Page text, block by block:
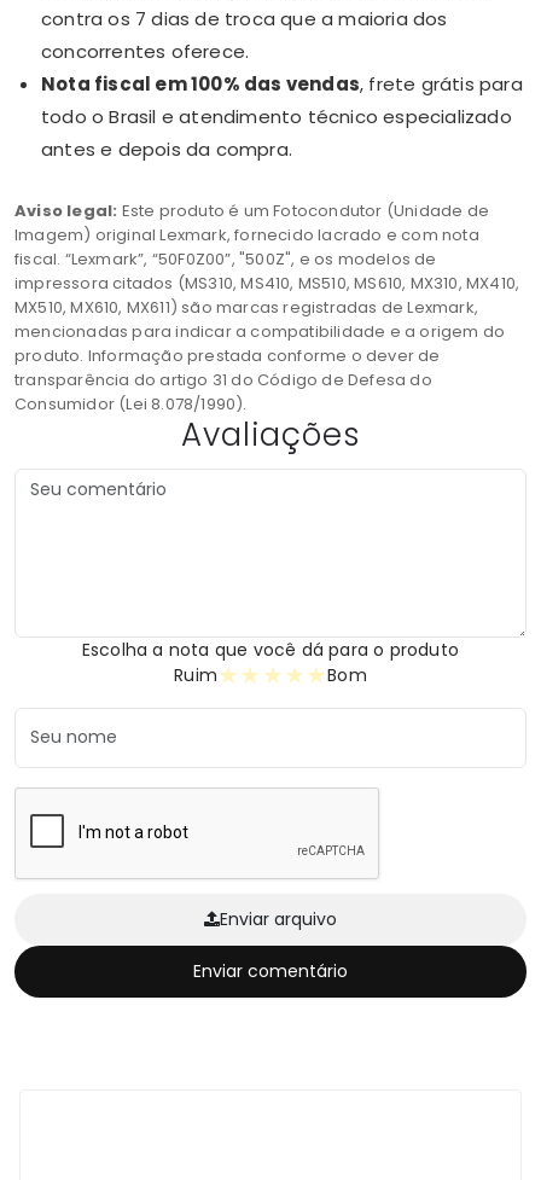
contra os 7 dias de troca que a maioria dos
concorrentes oferece.
Nota fiscal em 100% das vendas, frete grátis para
todo o Brasil e atendimento técnico especializado
antes e depois da compra.
Aviso legal: Este produto é um Fotocondutor (Unidade de
Imagem) original Lexmark, fornecido lacrado e com nota
fiscal. “Lexmark”, “50F0Z00”, "500Z", e os modelos de
impressora citados (MS310, MS410, MS510, MS610, MX310, MX410,
MX510, MX610, MX611) são marcas registradas de Lexmark,
mencionadas para indicar a compatibilidade e a origem do
produto. Informação prestada conforme o dever de
transparência do artigo 31 do Código de Defesa do
Consumidor (Lei 8.078/1990).
Avaliações
Escolha a nota que você dá para o produto
Ruim
★
★
★
★
★ Bom
Enviar arquivo
Enviar comentário